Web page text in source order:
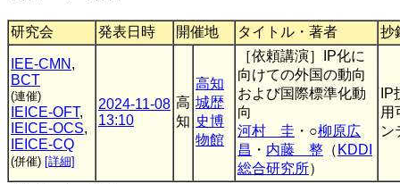
研究会 発表日時 開催地 タイトル・著者 抄
IEE-CMN ,
BCT
(連催)
IEICE-OFT,
IEICE-OCS,
IEICE-CQ
(併催) [詳細]
2024-11-08
13:10
高
知
高知
城歴
史博
物館
［依頼講演］IP化に
向けての外国の動向
および国際標準化動
向
河村 圭 ・○柳原広
昌 ・ 内藤 整 （ KDDI
総合研究所）
用
ン